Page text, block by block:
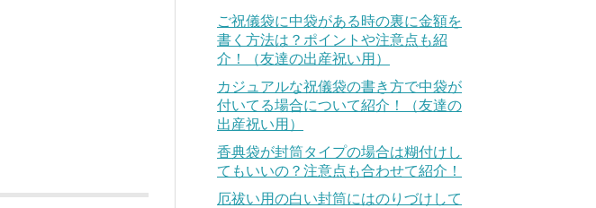
ご祝儀袋に中袋がある時の裏に金額を
書く方法は？ポイントや注意点も紹
介！（友達の出産祝い用）
カジュアルな祝儀袋の書き方で中袋が
付いてる場合について紹介！（友達の
出産祝い用）
香典袋が封筒タイプの場合は糊付けし
てもいいの？注意点も合わせて紹介！
厄祓い用の白い封筒にはのりづけして